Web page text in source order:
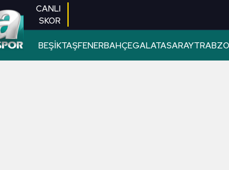
CANLI
SKOR
BEŞİKTAŞFENERBAHÇEGALATASARAY